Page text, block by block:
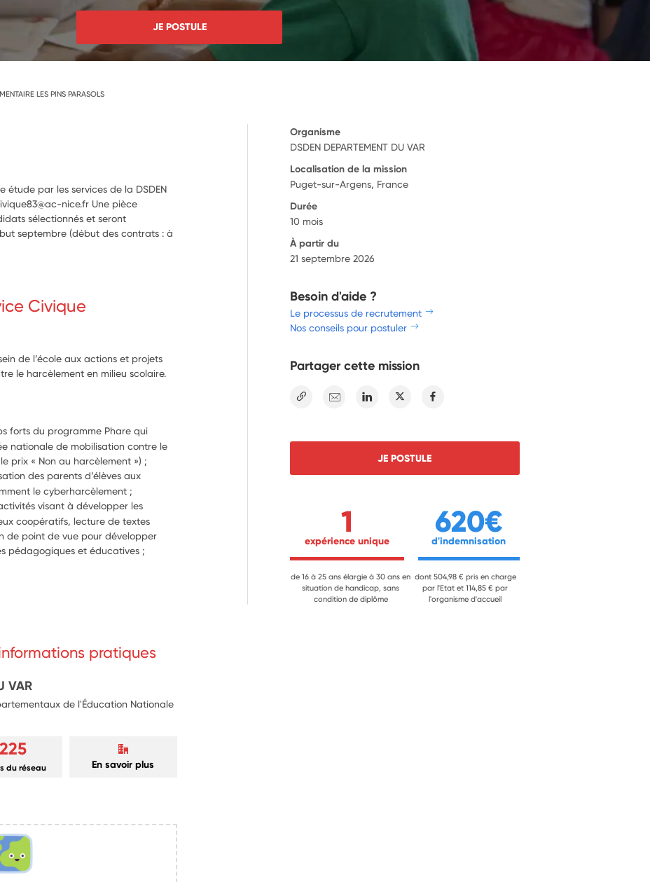
JE POSTULE
LES PINS PARASOLS
par les services de la DSDEN
nice.fr Une pièce
sélectionnés et seront
septembre (début des contrats : à
Civique
de l’école aux actions et projets
le harcèlement en milieu scolaire.
forts du programme Phare qui
nationale de mobilisation contre le
prix « Non au harcèlement ») ;
des parents d’élèves aux
le cyberharcèlement ;
visant à développer les
coopératifs, lecture de textes
de point de vue pour développer
pédagogiques et éducatives ;
pratiques
VAR
de l'Éducation Nationale
du réseau En savoir plus
Organisme
DSDEN DEPARTEMENT DU VAR
Localisation de la mission
Puget-sur-Argens, France
Durée
10 mois
À partir du
21 septembre 2026
Besoin d'aide ?
Le processus de recrutement
Nos conseils pour postuler
Partager cette mission
E-mail Linkedin Twitter
JE POSTULE
1
expérience unique
de 16 à 25 ans élargie à 30 ans en
situation de handicap, sans
condition de diplôme
620€
d'indemnisation
dont 504,98 € pris en charge
par l'Etat et 114,85 € par
l'organisme d'accueil